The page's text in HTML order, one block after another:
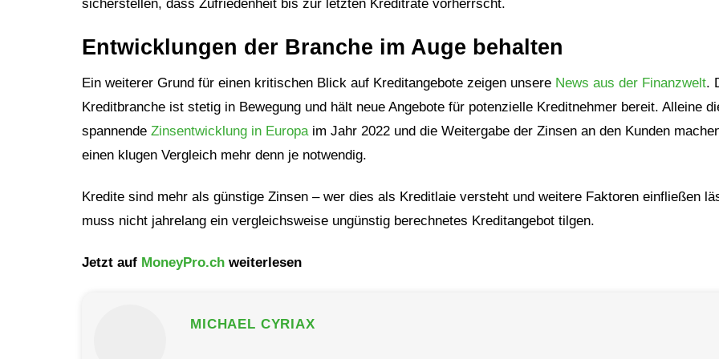
sicherstellen, dass Zufriedenheit bis zur letzten Kreditrate vorherrscht.
Entwicklungen der Branche im Auge behalten
Ein weiterer Grund für einen kritischen Blick auf Kreditangebote zeigen unsere News aus der Finanzwelt.
Kreditbranche ist stetig in Bewegung und hält neue Angebote für potenzielle Kreditnehmer bereit. Alleine
spannende Zinsentwicklung in Europaim Jahr 2022 und die Weitergabe der Zinsen an den Kunden
einen klugen Vergleich mehr denn je notwendig.
Kredite sind mehr als günstige Zinsen – wer dies als Kreditlaie versteht und weitere Faktoren einfließen
muss nicht jahrelang ein vergleichsweise ungünstig berechnetes Kreditangebot tilgen.
Jetzt auf MoneyPro.ch weiterlesen
MICHAEL CYRIAX